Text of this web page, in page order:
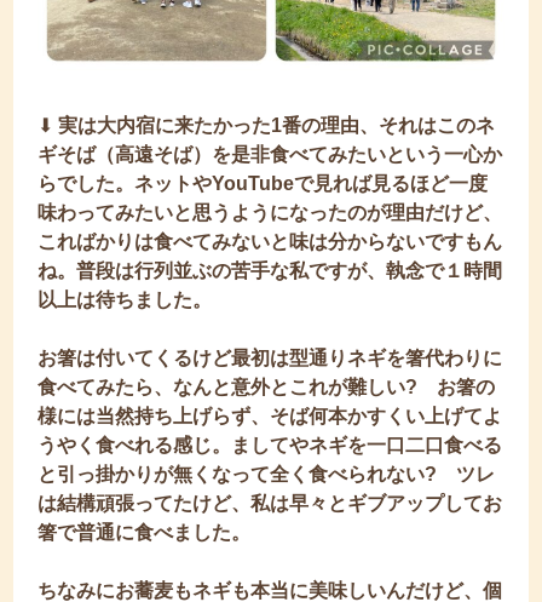
⬇︎実は大内宿に来たかった1番の理由、それはこのネ
ギそば（高遠そば）を是非食べてみたいという一心か
らでした。ネットやYouTubeで見れば見るほど一度
味わってみたいと思うようになったのが理由だけど、
こればかりは食べてみないと味は分からないですもん
ね。普段は行列並ぶの苦手な私ですが、執念で１時間
以上は待ちました。
お箸は付いてくるけど最初は型通りネギを箸代わりに
食べてみたら、なんと意外とこれが難しい? お箸の
様には当然持ち上げらず、そば何本かすくい上げてよ
うやく食べれる感じ。ましてやネギを一口二口食べる
と引っ掛かりが無くなって全く食べられない? ツレ
は結構頑張ってたけど、私は早々とギブアップしてお
箸で普通に食べました。
ちなみにお蕎麦もネギも本当に美味しいんだけど、個